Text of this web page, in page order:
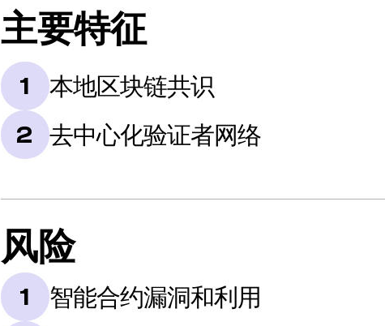
主要特征
1 本地区块链共识
2 去中心化验证者网络
风险
1 智能合约漏洞和利用